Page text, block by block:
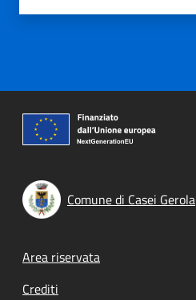
Comune di Casei Gerola
Footer menu
Area riservata
Crediti